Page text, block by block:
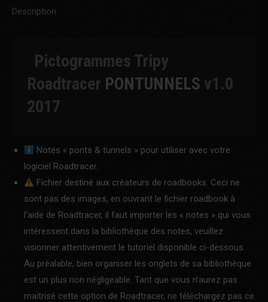
Description
Pictogrammes Tripy
Roadtracer PONTUNNELS v1.0
2017
Notes « ponts & tunnels » pour utiliser avec votre
logiciel Roadtracer.
Fichier destiné aux créateurs de roadbooks. Ceci ne
sont pas des images, en ouvrant le fichier roadbook à
l’aide de Roadtracer, il faut importer les « notes » qui vous
intéressent dans la bibliothèque des notes, veuillez
visionner attentivement le tutoriel disponible ci-dessous.
Au préalable, bien organiser les onglets de sa bibliothèque
est un plus non négligeable. Tant que vous n’aurez pas
maitrisé cette option de Roadtracer, ne téléchargez pas ce